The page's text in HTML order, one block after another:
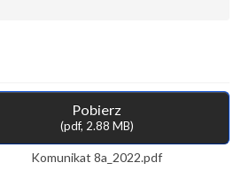
Pobierz
(pdf, 2.88 MB)
Komunikat 8a_2022.pdf